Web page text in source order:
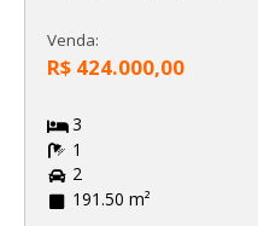
Venda:
R$ 424.000,00
3
1
2
191.50 m²